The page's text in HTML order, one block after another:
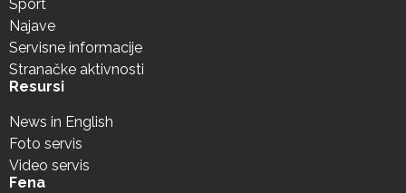
Sport
Najave
Servisne informacije
Stranačke aktivnosti
Resursi
News in English
Foto servis
Video servis
Fena